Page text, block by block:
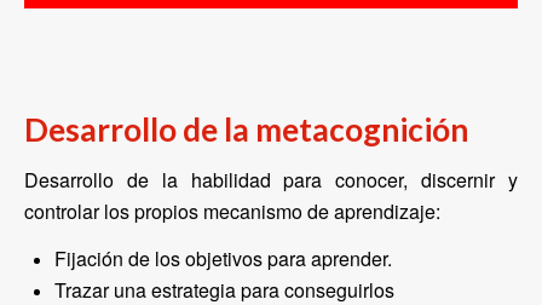
Desarrollo de la metacognición
Desarrollo de la habilidad para conocer, discernir y
controlar los propios mecanismo de aprendizaje:
Fijación de los objetivos para aprender.
Trazar una estrategia para conseguirlos